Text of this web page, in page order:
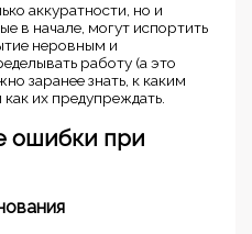
аккуратности, но и
в начале, могут испортить
неровным и
работу (а это
заранее знать, к каким
их предупреждать.
ошибки при